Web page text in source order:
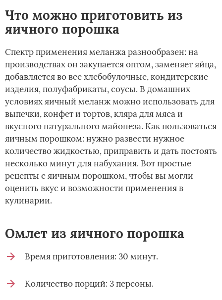
Что можно приготовить из
яичного порошка
Спектр применения меланжа разнообразен: на
производствах он закупается оптом, заменяет яйца,
добавляется во все хлебобулочные, кондитерские
изделия, полуфабрикаты, соусы. В домашних
условиях яичный меланж можно использовать для
выпечки, конфет и тортов, кляра для мяса и
вкусного натурального майонеза. Как пользоваться
яичным порошком: нужно развести нужное
количество жидкостью, приправить и дать постоять
несколько минут для набухания. Вот простые
рецепты с яичным порошком, чтобы вы могли
оценить вкус и возможности применения в
кулинарии.
Омлет из яичного порошка
Время приготовления: 30 минут.
Количество порций: 3 персоны.